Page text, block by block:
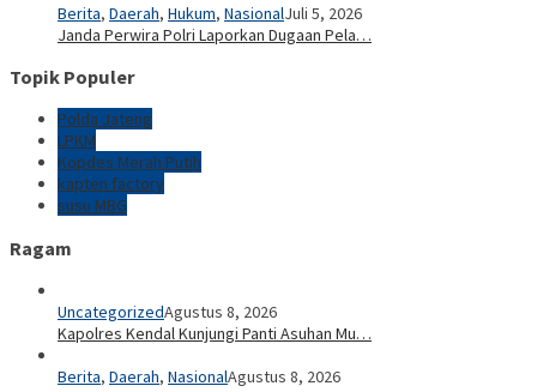
Berita, Daerah, Hukum, NasionalJuli 5, 2026
Janda Perwira Polri Laporkan Dugaan Pela…
Topik Populer
Polda Jateng
LPKM
Kopdes Merah Putih
kapten factory
susu MBG
Ragam
UncategorizedAgustus 8, 2026
Kapolres Kendal Kunjungi Panti Asuhan Mu…
Berita, Daerah, NasionalAgustus 8, 2026